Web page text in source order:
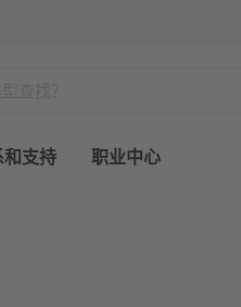
和支持 职业中心